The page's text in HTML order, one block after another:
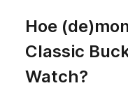
Hoe
Classic
Watch?